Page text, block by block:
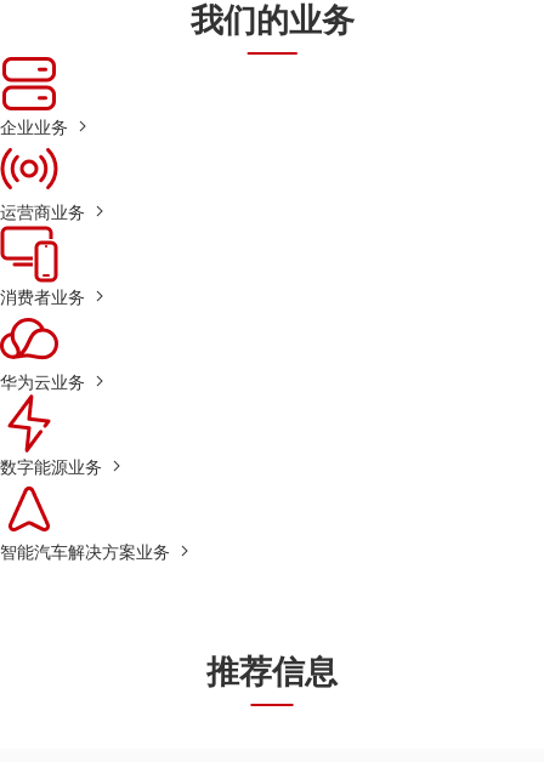
我们的业务
企业业务
运营商业务
消费者业务
华为云业务
数字能源业务
智能汽车解决方案业务
推荐信息